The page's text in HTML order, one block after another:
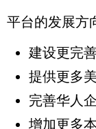
平台的发展方
建设更完
提供更多
完善华人
增加更多